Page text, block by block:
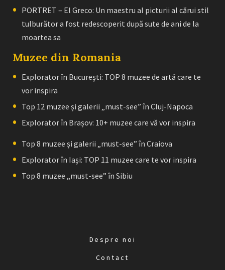
PORTRET – El Greco: Un maestru al picturii al cărui stil
tulburător a fost redescoperit după sute de ani de la
moartea sa
Muzee din Romania
Explorator în București: TOP 8 muzee de artă care te
vor inspira
Top 12 muzee și galerii „must-see” în Cluj-Napoca
Explorator în Brașov: 10+ muzee care vă vor inspira
Top 8 muzee și galerii „must-see” în Craiova
Explorator în Iași: TOP 11 muzee care te vor inspira
Top 8 muzee „must-see” în Sibiu
Despre noi
Contact